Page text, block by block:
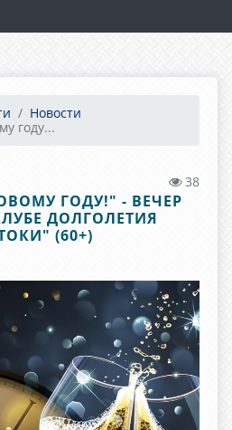
Новости
году...
38
ГОДУ!" - ВЕЧЕР
ДОЛГОЛЕТИЯ
(60+)